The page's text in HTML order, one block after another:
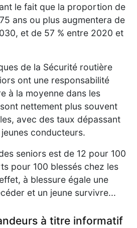
le fait que la proportion de
ans ou plus augmentera de
et de 57 % entre 2020 et
de la Sécurité routière
ont une responsabilité
à la moyenne dans les
nettement plus souvent
avec des taux dépassant
conducteurs.
seniors est de 12 pour 100
pour 100 blessés chez les
à blessure égale une
et un jeune survivre...
à titre informatif